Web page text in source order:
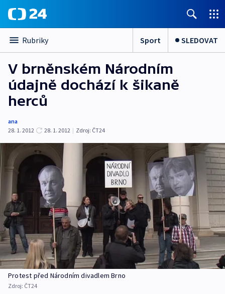
Rubriky Sport SLEDOVAT
V brněnském Národním
údajně dochází k šikaně
herců
ana
28. 1. 2012
28. 1. 2012 | Zdroj: ČT24
Protest před Národním divadlem Brno
Zdroj: ČT24